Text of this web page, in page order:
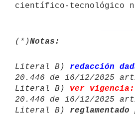
(*)Notas:
Literal B) redacción
20.446 de 16/12/2025
Literal B) ver vigencia:
20.446 de 16/12/2025
Literal B) reglamentado